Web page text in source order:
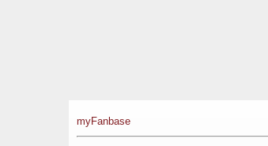
myFanbase